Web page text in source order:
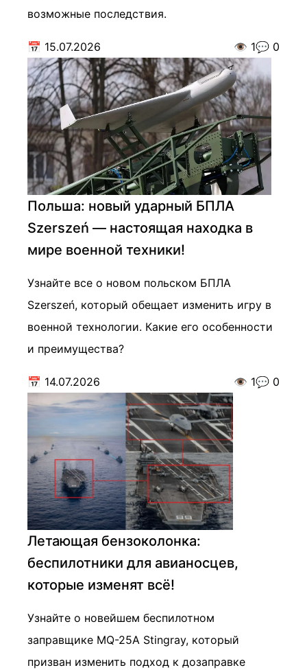
возможные последствия.
📅 15.07.2026 👁️ 1💬 0
Польша: новый ударный БПЛА
Szerszeń — настоящая находка в
мире военной техники!
Узнайте все о новом польском БПЛА
Szerszeń, который обещает изменить игру в
военной технологии. Какие его особенности
и преимущества?
📅 14.07.2026 👁️ 1💬 0
Летающая бензоколонка:
беспилотники для авианосцев,
которые изменят всё!
Узнайте о новейшем беспилотном
заправщике MQ-25A Stingray, который
призван изменить подход к дозаправке